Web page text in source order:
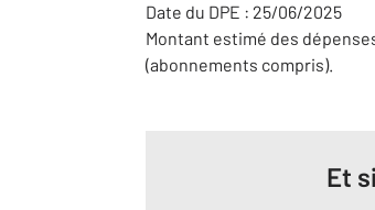
Date du DPE : 25/06/2025
Montant estimé des
(abonnements compris).
Et